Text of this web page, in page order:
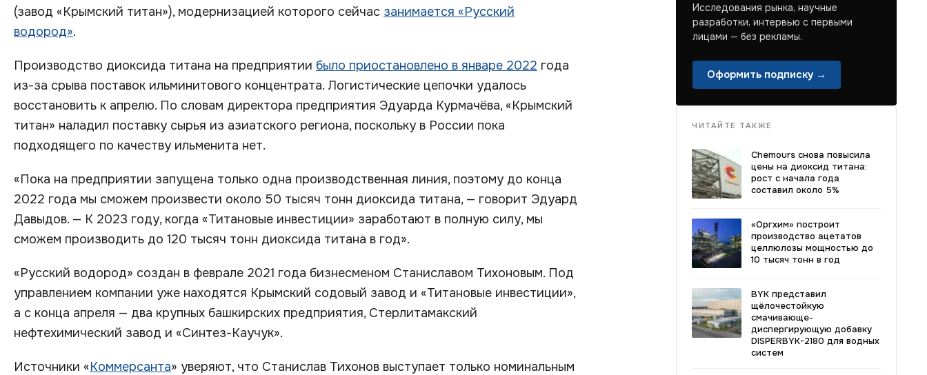
(завод «Крымский титан»), модернизацией которого сейчас занимается «Русский
водород».
Производство диоксида титана на предприятии было приостановлено в январе 2022 года
из-за срыва поставок ильминитового концентрата. Логистические цепочки удалось
восстановить к апрелю. По словам директора предприятия Эдуарда Курмачёва, «Крымский
титан» наладил поставку сырья из азиатского региона, поскольку в России пока
подходящего по качеству ильменита нет.
«Пока на предприятии запущена только одна производственная линия, поэтому до конца
2022 года мы сможем произвести около 50 тысяч тонн диоксида титана, — говорит Эдуард
Давыдов. — К 2023 году, когда «Титановые инвестиции» заработают в полную силу, мы
сможем производить до 120 тысяч тонн диоксида титана в год».
«Русский водород» создан в феврале 2021 года бизнесменом Станиславом Тихоновым. Под
управлением компании уже находятся Крымский содовый завод и «Титановые инвестиции»,
а с конца апреля — два крупных башкирских предприятия, Стерлитамакский
нефтехимический завод и «Синтез-Каучук».
Источники «Коммерсанта» уверяют, что Станислав Тихонов выступает только номинальным
Исследования рынка, научные
разработки, интервью с первыми
лицами — без рекламы.
Оформить подписку →
ЧИТАЙТЕ ТАКЖЕ
Chemours снова повысила
цены на диоксид титана:
рост с начала года
составил около 5%
«Оргхим» построит
производство ацетатов
целлюлозы мощностью до
10 тысяч тонн в год
BYK представил
щёлочестойкую
смачивающе-
диспергирующую добавку
DISPERBYK-2180 для водных
систем